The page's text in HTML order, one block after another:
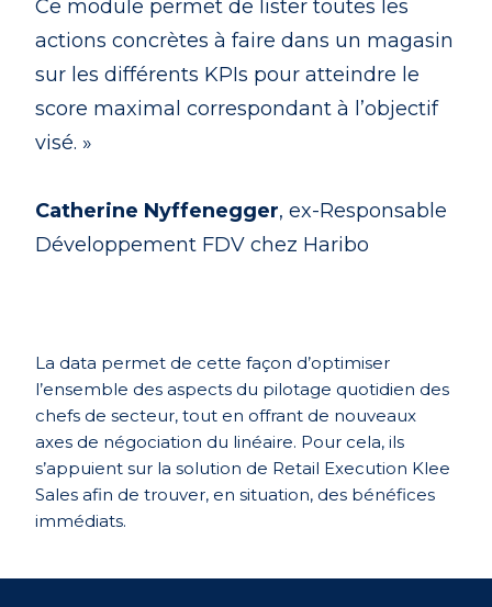
Ce module permet de lister toutes les
actions concrètes à faire dans un magasin
sur les différents KPIs pour atteindre le
score maximal correspondant à l’objectif
visé. »
Catherine Nyffenegger, ex-Responsable
Développement FDV chez Haribo
La data permet de cette façon d’optimiser
l’ensemble des aspects du pilotage quotidien des
chefs de secteur, tout en offrant de nouveaux
axes de négociation du linéaire. Pour cela, ils
s’appuient sur la solution de Retail Execution Klee
Sales afin de trouver, en situation, des bénéfices
immédiats.